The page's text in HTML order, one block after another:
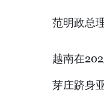
范明政总
越南在
芽庄跻身